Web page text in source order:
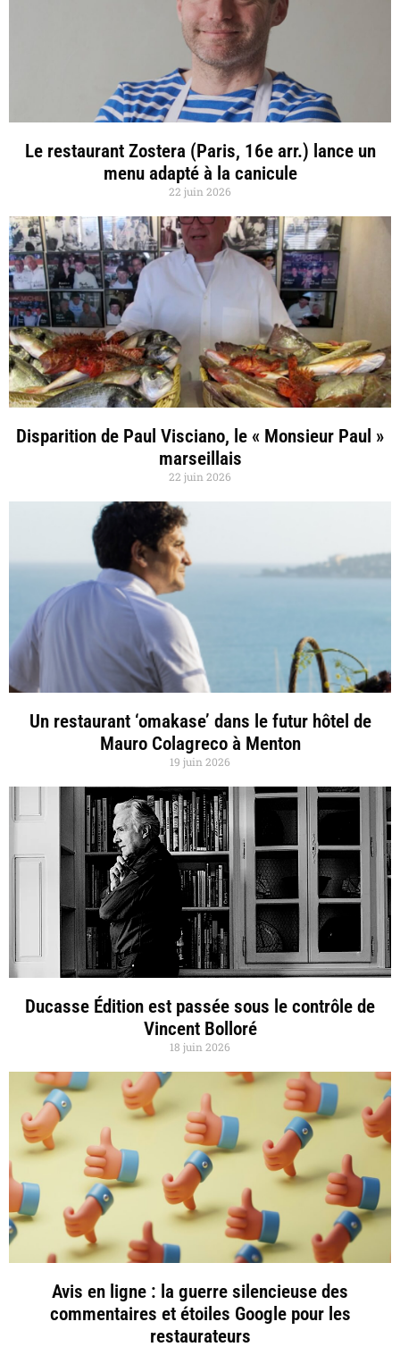
Le restaurant Zostera (Paris, 16e arr.) lance un
menu adapté à la canicule
22 juin 2026
Disparition de Paul Visciano, le « Monsieur Paul »
marseillais
22 juin 2026
Un restaurant ‘omakase’ dans le futur hôtel de
Mauro Colagreco à Menton
19 juin 2026
Ducasse Édition est passée sous le contrôle de
Vincent Bolloré
18 juin 2026
Avis en ligne : la guerre silencieuse des
commentaires et étoiles Google pour les
restaurateurs